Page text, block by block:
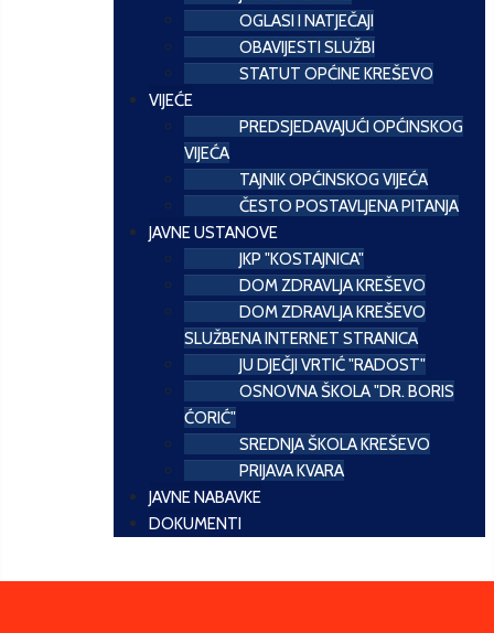
OGLASI I NATJEČAJI
OBAVIJESTI SLUŽBI
STATUT OPĆINE KREŠEVO
VIJEĆE
PREDSJEDAVAJUĆI OPĆINSKOG
VIJEĆA
TAJNIK OPĆINSKOG VIJEĆA
ČESTO POSTAVLJENA PITANJA
JAVNE USTANOVE
JKP "KOSTAJNICA"
DOM ZDRAVLJA KREŠEVO
DOM ZDRAVLJA KREŠEVO
SLUŽBENA INTERNET STRANICA
JU DJEČJI VRTIĆ "RADOST"
OSNOVNA ŠKOLA "DR. BORIS
ĆORIĆ"
SREDNJA ŠKOLA KREŠEVO
PRIJAVA KVARA
JAVNE NABAVKE
DOKUMENTI